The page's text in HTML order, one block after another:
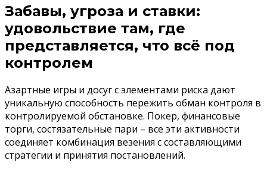
Забавы, угроза и ставки:
удовольствие там, где
представляется, что всё под
контролем
Азартные игры и досуг с элементами риска дают
уникальную способность пережить обман контроля в
контролируемой обстановке. Покер, финансовые
торги, состязательные пари – все эти активности
соединяет комбинация везения с составляющими
стратегии и принятия постановлений.